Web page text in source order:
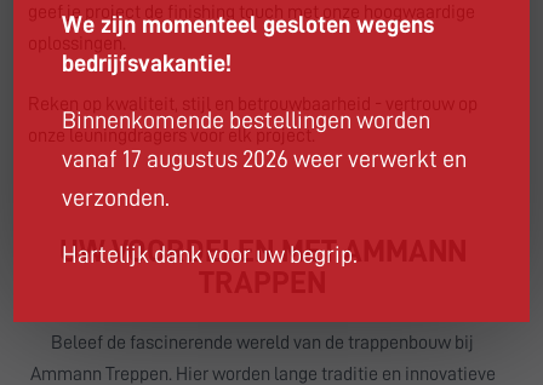
geef je project de finishing touch met onze hoogwaardige
oplossingen.
Reken op kwaliteit, stijl en betrouwbaarheid - vertrouw op
onze leuningdragers voor elk project.
UW VOORDELEN MET AMMANN
Beleef de fascinerende wereld van de trappenbouw bij
Ammann Treppen. Hier worden lange traditie en innovatieve
We zijn momenteel gesloten wegens
bedrijfsvakantie!
Binnenkomende bestellingen worden
vanaf 17 augustus 2026 weer verwerkt en
verzonden.
Hartelijk dank voor uw begrip.